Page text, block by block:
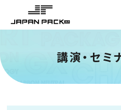
講演・セミ